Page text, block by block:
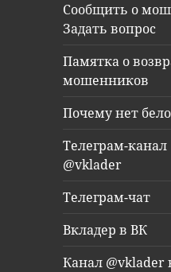
Сообщить о
Задать вопрос
Памятка о
мошенников
Почему нет
Телеграм-канал
@vklader
Телеграм-чат
Вкладер в ВК
Канал @vklader